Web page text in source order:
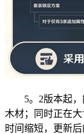
5。2版本起，
木材；同时正在
时间缩短，更新后